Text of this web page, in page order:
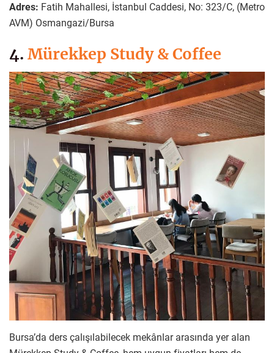
Adres: Fatih Mahallesi, İstanbul Caddesi, No: 323/C, (Metro
AVM) Osmangazi/Bursa
4. Mürekkep Study & Coffee
Bursa’da ders çalışılabilecek mekânlar arasında yer alan